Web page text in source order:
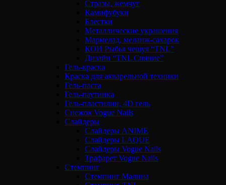
Стразы, жемчуг
Камифубуки
Блестки
Металлические украшения
Мармелад, меланж-сахарок
КОИ Рыбья чешуя “TNL”
Дизайн “TNL Сияние”
Гель-краска
Краска для акварельной техники
Гель-паста
Гель-паутинка
Гель-пластилин, 4D гель
Снежок Vogue Nails
Слайдеры
Слайдеры ANIME
Слайдеры LAQUE
Слайдеры Vogue Nails
Трафарет Vogue Nails
Стемпинг
Стемпинг Малина